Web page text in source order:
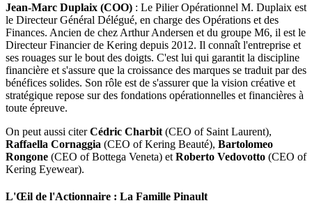
Jean-Marc Duplaix (COO) : Le Pilier Opérationnel M. Duplaix est
le Directeur Général Délégué, en charge des Opérations et des
Finances. Ancien de chez Arthur Andersen et du groupe M6, il est le
Directeur Financier de Kering depuis 2012. Il connaît l'entreprise et
ses rouages sur le bout des doigts. C'est lui qui garantit la discipline
financière et s'assure que la croissance des marques se traduit par des
bénéfices solides. Son rôle est de s'assurer que la vision créative et
stratégique repose sur des fondations opérationnelles et financières à
toute épreuve.
On peut aussi citerCédric Charbit (CEO of Saint Laurent),
Raffaella Cornaggia (CEO of Kering Beauté), Bartolomeo
Rongone (CEO of Bottega Veneta) et Roberto Vedovotto (CEO of
Kering Eyewear).
L'Œil de l'Actionnaire : La Famille Pinault